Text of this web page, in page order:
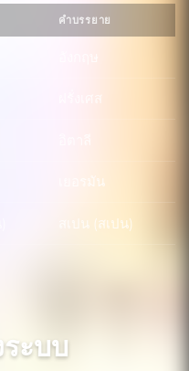
คำบรรยาย
เยอรมัน
สเปน (สเปน)
ะบบ